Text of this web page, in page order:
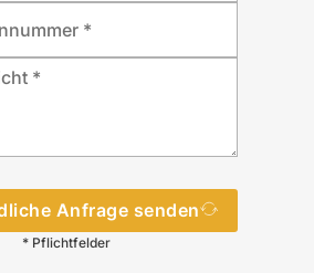
Anfrage senden
* Pflichtfelder